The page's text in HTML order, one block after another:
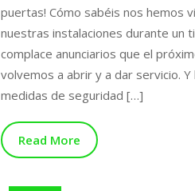
puertas! Cómo sabéis nos hemos
nuestras instalaciones durante un
complace anunciarios que el
volvemos a abrir y a dar servicio. Y
medidas de seguridad […]
Read More